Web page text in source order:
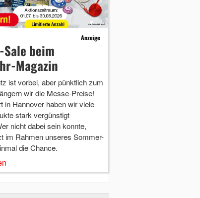
Anzeige
beim
Magazin
ist vorbei, aber pünktlich zum
wir die Messe-Preise!
in Hannover haben wir viele
stark vergünstigt
nicht dabei sein konnte,
im Rahmen unseres Sommer-
die Chance.